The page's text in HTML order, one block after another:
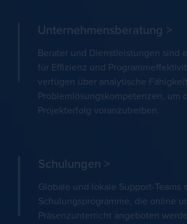
Unternehmensberatung >
Berater und Dienstleistungen sind
für Effizienz und
verfügen über analytische
Problemlösungskompetenzen, um
Projekterfolg voranzutreiben.
Schulungen >
Globale und lokale Support-Teams
Schulungsprogramme, die online
Präsenzunterricht angeboten